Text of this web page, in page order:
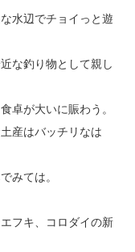
水辺でチョイっと遊
な釣り物として親し
卓が大いに賑わう。
産はバッチリなは
みては。
フキ、コロダイの新